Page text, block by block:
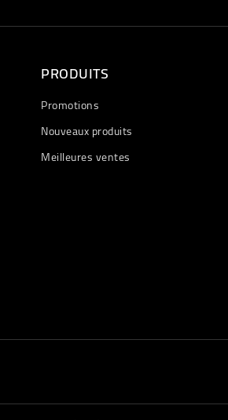
PRODUITS
Promotions
Nouveaux produits
Meilleures ventes